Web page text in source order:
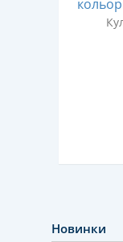
Новинки